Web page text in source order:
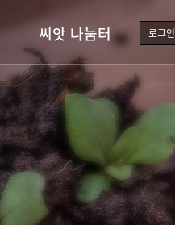
씨앗 나눔터
새가족소개
포토갤러리
교회소식
행사일정
자유게시판
로그인